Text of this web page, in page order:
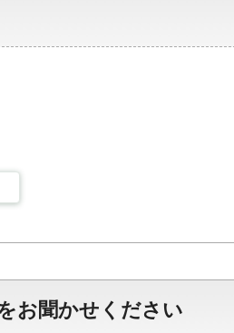
お聞かせください